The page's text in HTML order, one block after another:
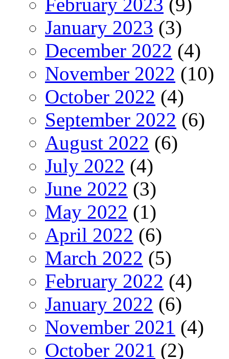
February 2023 (9)
January 2023 (3)
December 2022 (4)
November 2022 (10)
October 2022 (4)
September 2022 (6)
August 2022 (6)
July 2022 (4)
June 2022 (3)
May 2022 (1)
April 2022 (6)
March 2022 (5)
February 2022 (4)
January 2022 (6)
November 2021 (4)
October 2021 (2)